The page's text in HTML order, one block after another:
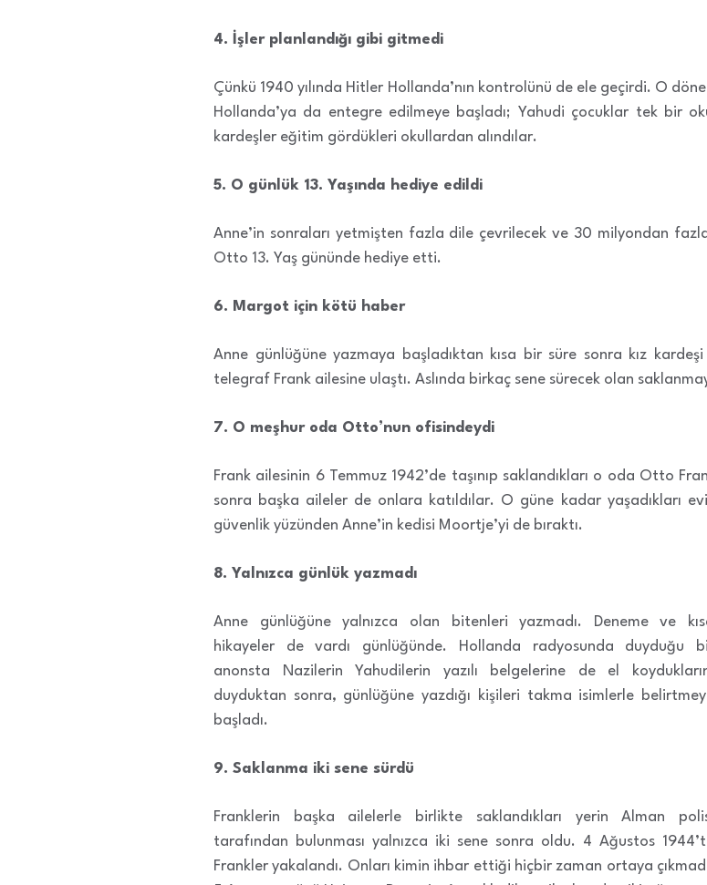
4. İşler planlandığı gibi gitmedi
Çünkü 1940 yılında Hitler Hollanda’nın kontrolünü de ele geçirdi. O
Hollanda’ya da entegre edilmeye başladı; Yahudi çocuklar tek bir
kardeşler eğitim gördükleri okullardan alındılar.
5. O günlük 13. Yaşında hediye edildi
Anne’in sonraları yetmişten fazla dile çevrilecek ve 30 milyondan
Otto 13. Yaş gününde hediye etti.
6. Margot için kötü haber
Anne günlüğüne yazmaya başladıktan kısa bir süre sonra kız
telegraf Frank ailesine ulaştı. Aslında birkaç sene sürecek olan
7. O meşhur oda Otto’nun ofisindeydi
Frank ailesinin 6 Temmuz 1942’de taşınıp saklandıkları o oda Otto
sonra başka aileler de onlara katıldılar. O güne kadar yaşadıkları
güvenlik yüzünden Anne’in kedisi Moortje’yi de bıraktı.
8. Yalnızca günlük yazmadı
Anne günlüğüne yalnızca olan bitenleri yazmadı. Deneme ve
hikayeler de vardı günlüğünde. Hollanda radyosunda duyduğu
anonsta Nazilerin Yahudilerin yazılı belgelerine de el
duyduktan sonra, günlüğüne yazdığı kişileri takma isimlerle
başladı.
9. Saklanma iki sene sürdü
Franklerin başka ailelerle birlikte saklandıkları yerin Alman
tarafından bulunması yalnızca iki sene sonra oldu. 4 Ağustos
Frankler yakalandı. Onları kimin ihbar ettiği hiçbir zaman ortaya